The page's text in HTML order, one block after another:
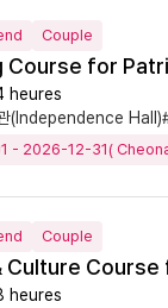
Couple
Course for
heures
(Independence Hall)
- 2026-12-31(
Couple
Culture
heures